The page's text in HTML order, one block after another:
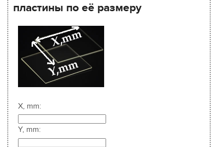
пластины по её размеру
X, mm:
Y, mm: